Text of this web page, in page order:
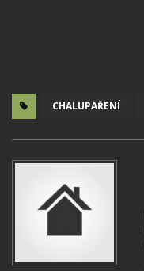
CHALUPAŘENÍ